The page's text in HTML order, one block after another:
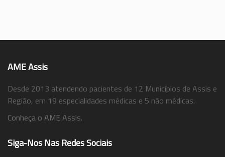
AME Assis
Desde 2013 atendendo pacientes de 12 Municípios de Assis e
Região, em 19 especialidades médicas e 5 não médicas.
Conheça o AME Assis.
Siga-Nos Nas Redes Sociais